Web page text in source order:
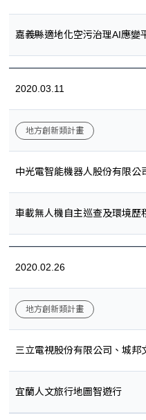
嘉義縣適地化空污治理AI應變
2020.03.11
地方創新類計畫
中光電智能機器人股份有限公
車載無人機自主巡查及環境歷
2020.02.26
地方創新類計畫
三立電視股份有限公司、城邦
宜蘭人文旅行地圖智遊行